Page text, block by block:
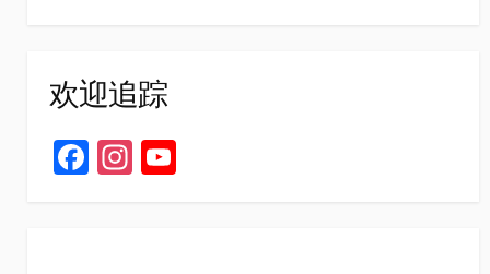
欢迎追踪
Fa In